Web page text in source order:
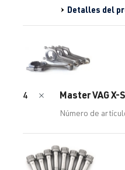
Detalles del
4 Master VAG
Número de